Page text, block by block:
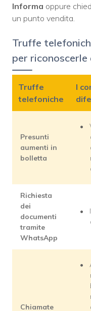
Informa oppure
un punto vendita.
Truffe
per
Truffe
telefoniche
I
Presunti
aumenti in
bolletta
Richiesta
dei
documenti
tramite
WhatsApp
Chiamate